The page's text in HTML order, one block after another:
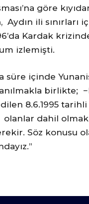
göre
Aydın ili
Kardak
izlemişti.
süre içinde
birlikte;
8.6.1995
dahil
Söz konusu